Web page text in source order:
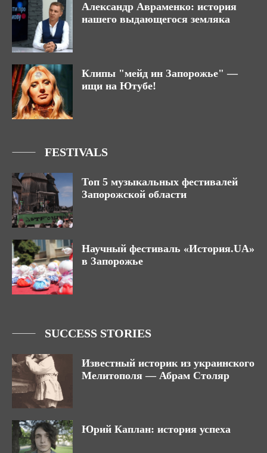
Александр Авраменко: история
нашего выдающегося земляка
Клипы "мейд ин Запорожье" —
ищи на Ютубе!
FESTIVALS
Топ 5 музыкальных фестивалей
Запорожской области
Научный фестиваль «История.UA»
в Запорожье
SUCCESS STORIES
Известный историк из украинского
Мелитополя — Абрам Столяр
Юрий Каплан: история успеха